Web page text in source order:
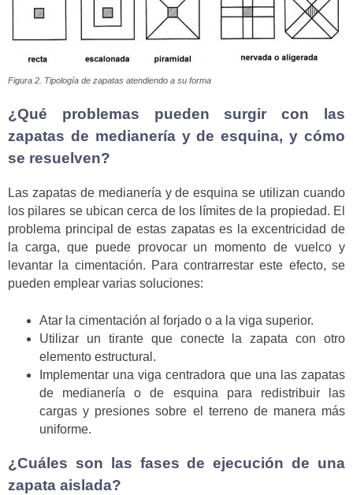
Figura 2. Tipología de zapatas atendiendo a su forma
¿Qué problemas pueden surgir con las
zapatas de medianería y de esquina, y cómo
se resuelven?
Las zapatas de medianería y de esquina se utilizan cuando
los pilares se ubican cerca de los límites de la propiedad. El
problema principal de estas zapatas es la excentricidad de
la carga, que puede provocar un momento de vuelco y
levantar la cimentación. Para contrarrestar este efecto, se
pueden emplear varias soluciones:
Atar la cimentación al forjado o a la viga superior.
Utilizar un tirante que conecte la zapata con otro
elemento estructural.
Implementar una viga centradora que una las zapatas
de medianería o de esquina para redistribuir las
cargas y presiones sobre el terreno de manera más
uniforme.
¿Cuáles son las fases de ejecución de una
zapata aislada?